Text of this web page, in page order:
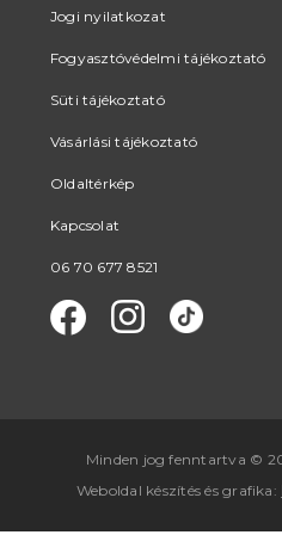
Jogi nyilatkozat
Fogyasztóvédelmi tájékoztató
Süti tájékoztató
Vásárlási tájékoztató
Oldaltérkép
Kapcsolat
06 70 677 8521
Minden jog fenntartva ©
Weboldal készítés ésgrafika :